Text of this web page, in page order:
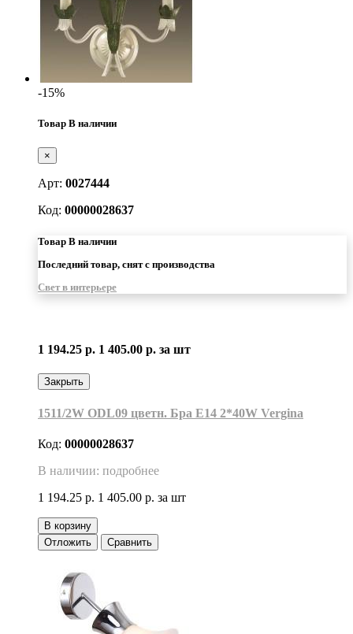
-15%
Товар В наличии
×
Арт: 0027444
Код: 00000028637
Товар В наличии
Последний товар, снят с производства
Свет в интерьере
1 194.25 р. 1 405.00 р. за шт
Закрыть
1511/2W ODL09 цветн. Бра Е14 2*40W Vergina
Код: 00000028637
В наличии: подробнее
1 194.25 р. 1 405.00 р. за шт
В корзину
Отложить
Сравнить